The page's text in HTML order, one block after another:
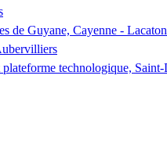
de Guyane, Cayenne -
technologique,